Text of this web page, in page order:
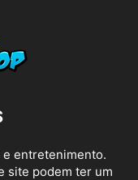
e entretenimento.
site podem ter um